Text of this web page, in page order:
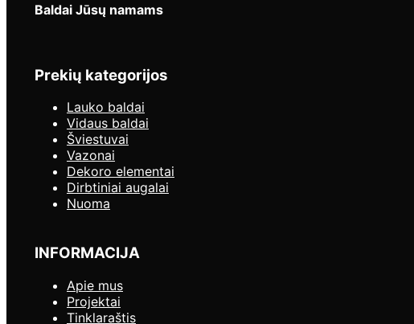
Baldai Jūsų namams
Prekių kategorijos
Lauko baldai
Vidaus baldai
Šviestuvai
Vazonai
Dekoro elementai
Dirbtiniai augalai
Nuoma
INFORMACIJA
Apie mus
Projektai
Tinklaraštis